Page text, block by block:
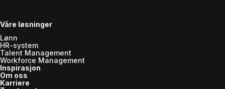
Våre løsninger
Lønn
HR-system
Talent Management
Workforce Management
Inspirasjon
Om oss
Karriere